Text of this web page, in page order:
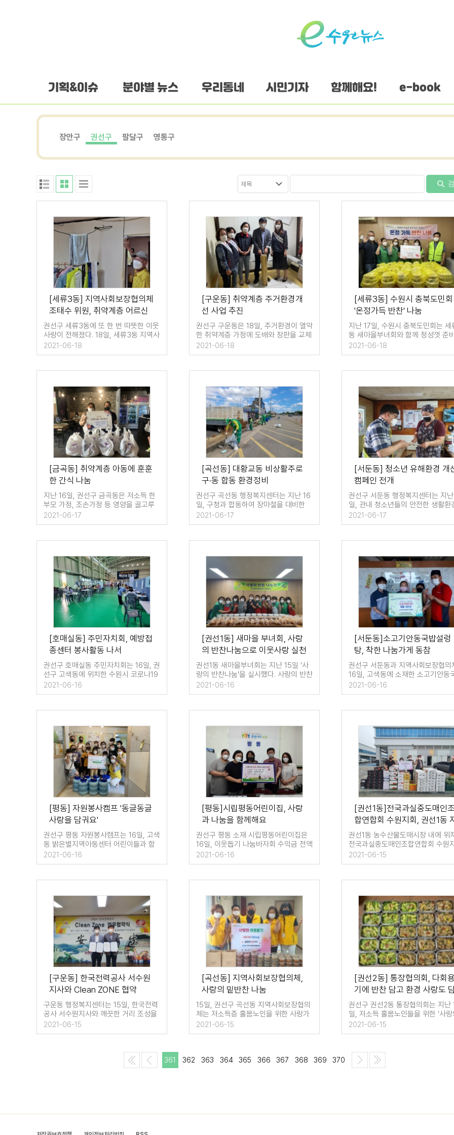
기획&이슈 분야별 뉴스 우리동네 시민기자 함께해요! e-book
장안구 권선구 팔달구 영통구
[세류3동] 지역사회보장협의체
조태수 위원, 취약계층 어르신
에게 환한 빛을 전하다.
권선구 세류3동에 또 한 번 따뜻한 이웃
사랑이 전해졌다. 18일, 세류3동 지역사
회보장협의체의…
2021-06-18
[구운동] 취약계층 주거환경개
선 사업 추진
권선구 구운동은 18일, 주거환경이 열악
한 취약계층 가정에 도배와 장판을 교체
해주는 주거환경 개선사업을 실시…
2021-06-18
[세류3동] 수원시 충북도민회
'온정가득 반찬' 나눔
지난 17일, 수원시 충북도민회는 세
동 새마을부녀회와 함께 정성껏 준
사랑의 반찬을 전달했다. …
2021-06-18
[금곡동] 취약계층 아동에 훈훈
한 간식 나눔
지난 16일, 권선구 금곡동은 저소득 한
부모 가정, 조손가정 등 영양을 골고루
챙기지 …
2021-06-17
[곡선동] 대황교동 비상활주로
구·동 합동 환경정비
권선구 곡선동 행정복지센터는 지난 16
일, 구청과 합동하여 장마철을 대비한
대황교동 경수대로 비상활주로의 합…
2021-06-17
[서둔동] 청소년 유해환경 개
캠페인 전개
권선구 서둔동 행정복지센터는 지
일, 관내 청소년들의 안전한 생활환
될 수 있도록 유해환경을 개선하…
2021-06-17
[호매실동] 주민자치회, 예방접
종센터 봉사활동 나서
권선구 호매실동 주민자치회는 16일, 권
선구 고색동에 위치한 수원시 코로나19
제2호 예방접종센터에 방문해 …
2021-06-16
[권선1동] 새마을 부녀회, 사랑
의 반찬나눔으로 이웃사랑 실천
권선1동 새마을부녀회는 지난 15일 '사
랑의 반찬나눔'을 실시했다. 사랑의 반찬
나눔 행사는 …
2021-06-16
[서둔동]소고기안동국밥설렁
탕, 착한 나눔가게 동참
권선구 서둔동과 지역사회보장협의
16일, 고색동에 소재한 소고기안동
설렁탕(대표 김춘도…
2021-06-16
[평동] 자원봉사캠프 '동글동글
사랑을 담궈요'
권선구 평동 자원봉사캠프는 16일, 고색
동 밝은별지역아동센터 어린이들과 함
께 매실청 담그…
2021-06-16
[평동]시립평동어린이집, 사랑
과 나눔을 함께해요
권선구 평동 소재 시립평동어린이집은
16일, 이웃돕기 나눔바자회 수익금 전액
을 평동행정복지센터에 기탁했다. …
2021-06-16
[권선1동]전국과실중도매인조
합연합회 수원지회, 권선1동
소득이웃에 과일선물
권선1동 농수산물도매시장 내에 위
전국과실중도매인조합연합회 수원
는 15일 오전, 관내 홀몸노인 및 사…
2021-06-15
[구운동] 한국전력공사 서수원
지사와 Clean ZONE 협약
구운동 행정복지센터는 15일, 한국전력
공사 서수원지사와 깨끗한 거리 조성을
위한 클린존(Clean Zone)…
2021-06-15
[곡선동] 지역사회보장협의체,
사랑의 밑반찬 나눔
15일, 권선구 곡선동 지역사회보장협의
체는 저소득층 홀몸노인을 위한 사랑가
득 반찬나눔 행사를 …
2021-06-15
[권선2동] 통장협의회, 다회용
기에 반찬 담고 환경 사랑도
고
권선구 권선2동 통장협의회는 지난
일, 저소득 홀몸노인들을 위한 '사랑
반찬나누기' 사업을 추진…
2021-06-15
361 362 363 364 365 366 367 368 369 370